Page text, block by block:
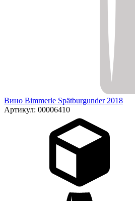
Вино Bimmerle Spätburgunder 2018
Артикул: 00006410